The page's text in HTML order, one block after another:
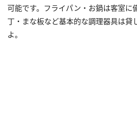
可能です。フライパン・お鍋は客室に
丁・まな板など基本的な調理器具は貸
よ。